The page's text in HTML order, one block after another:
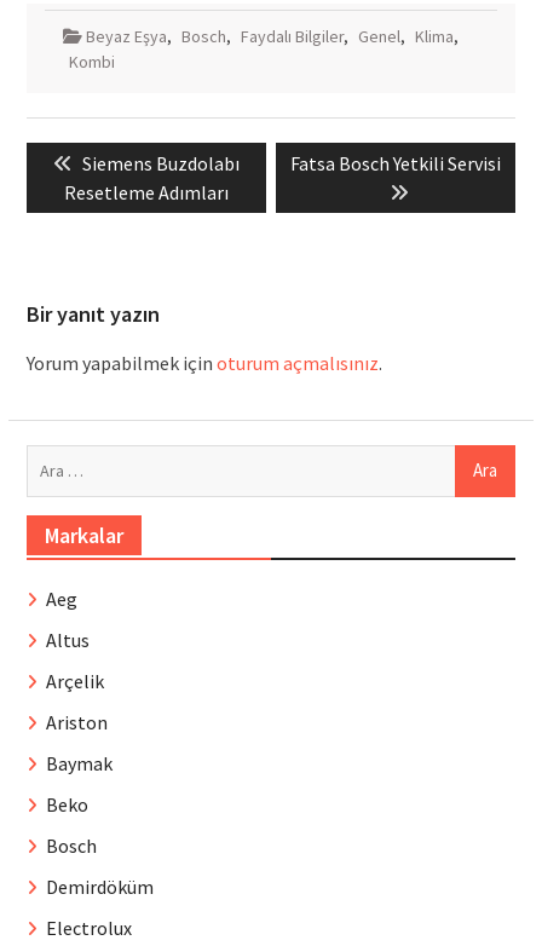
Beyaz Eşya, Bosch, Faydalı Bilgiler, Genel, Klima,
Kombi
gezinmesi
Previous
post:
Siemens Buzdolabı
Resetleme Adımları
Next
Fatsa Bosch Yetkili Servisi
Bir yanıt yazın
Yorum yapabilmek için oturum açmalısınız.
Markalar
Aeg
Altus
Arçelik
Ariston
Baymak
Beko
Bosch
Demirdöküm
Electrolux